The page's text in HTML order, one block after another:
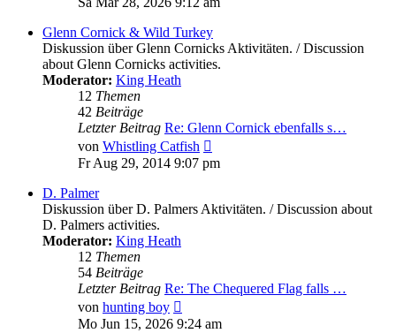
Glenn Cornick & Wild Turkey
Diskussion über Glenn Cornicks Aktivitäten. / Discussion
about Glenn Cornicks activities.
Moderator: King Heath
12 Themen
42 Beiträge
Letzter Beitrag Re: Glenn Cornick ebenfalls s…
von Whistling Catfish
Beitrag
Fr Aug 29, 2014 9:07 pm
D. Palmer
Diskussion über D. Palmers Aktivitäten. / Discussion about
D. Palmers activities.
Moderator: King Heath
12 Themen
54 Beiträge
Letzter Beitrag Re: The Chequered Flag falls …
von hunting boy
Beitrag
Mo Jun 15, 2026 9:24 am